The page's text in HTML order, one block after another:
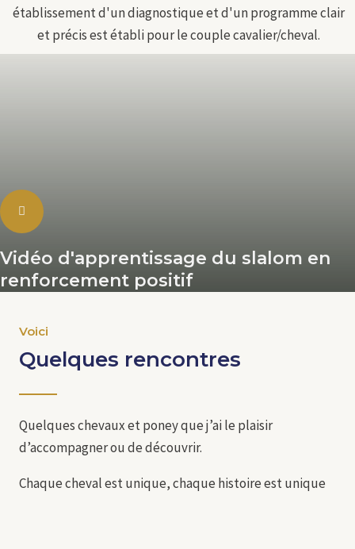
établissement d'un diagnostique et d'un programme clair
et précis est établi pour le couple cavalier/cheval.
Vidéo d'apprentissage du slalom en
renforcement positif
Voici
Quelques rencontres
Quelques chevaux et poney que j’ai le plaisir
d’accompagner ou de découvrir.
Chaque cheval est unique, chaque histoire est unique